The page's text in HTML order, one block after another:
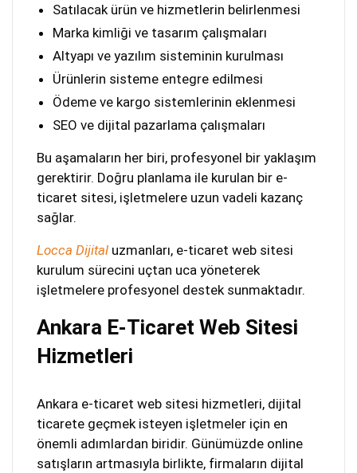
Satılacak ürün ve hizmetlerin belirlenmesi
Marka kimliği ve tasarım çalışmaları
Altyapı ve yazılım sisteminin kurulması
Ürünlerin sisteme entegre edilmesi
Ödeme ve kargo sistemlerinin eklenmesi
SEO ve dijital pazarlama çalışmaları
Bu aşamaların her biri, profesyonel bir yaklaşım
gerektirir. Doğru planlama ile kurulan bir e-
ticaret sitesi, işletmelere uzun vadeli kazanç
sağlar.
Locca Dijital uzmanları, e-ticaret web sitesi
kurulum sürecini uçtan uca yöneterek
işletmelere profesyonel destek sunmaktadır.
Ankara E-Ticaret Web Sitesi
Hizmetleri
Ankara e-ticaret web sitesi hizmetleri, dijital
ticarete geçmek isteyen işletmeler için en
önemli adımlardan biridir. Günümüzde online
satışların artmasıyla birlikte, firmaların dijital